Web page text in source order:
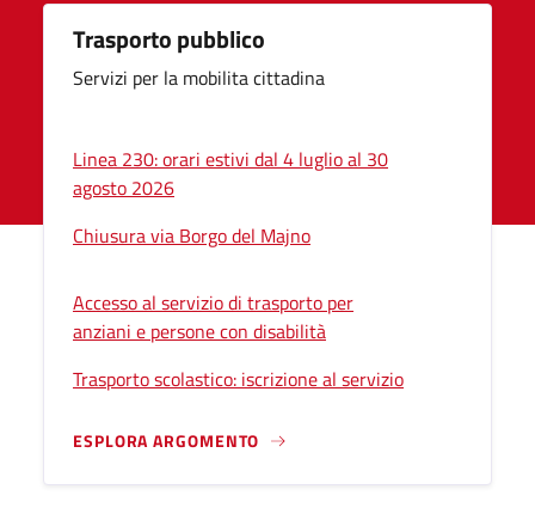
Trasporto pubblico
Servizi per la mobilita cittadina
Linea 230: orari estivi dal 4 luglio al 30
agosto 2026
Chiusura via Borgo del Majno
Accesso al servizio di trasporto per
anziani e persone con disabilità
Trasporto scolastico: iscrizione al servizio
ESPLORA ARGOMENTO